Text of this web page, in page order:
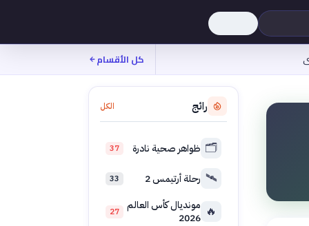
كل الأقسام
رائج الكل
🗂️ ظواهر صحية نادرة 37
🛰️ رحلة أرتيمس 2 33
🔥 مونديال كأس العالم
2026
27